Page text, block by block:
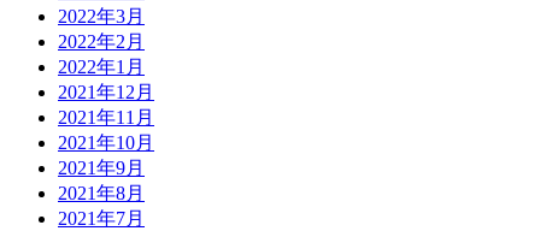
2022年3月
2022年2月
2022年1月
2021年12月
2021年11月
2021年10月
2021年9月
2021年8月
2021年7月